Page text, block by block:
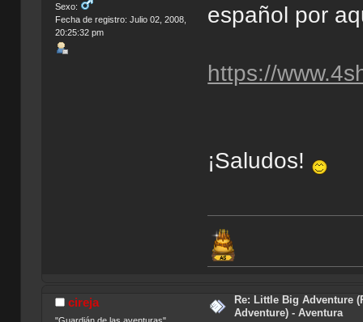
Sexo:
Fecha de registro: Julio 02, 2008,
20:25:32 pm
español por
https://
¡Saludos!
cireja
Re: Little Big Adventure
Adventure) - Aventura